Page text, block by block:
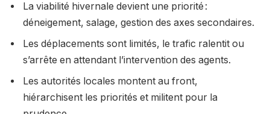
La viabilité hivernale devient une priorité :
déneigement, salage, gestion des axes secondaires.
Les déplacements sont limités, le trafic ralentit ou
s’arrête en attendant l’intervention des agents.
Les autorités locales montent au front,
hiérarchisent les priorités et militent pour la